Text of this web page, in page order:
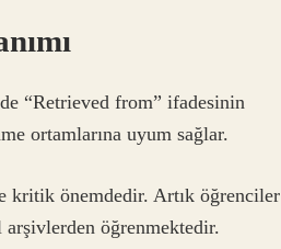
“Retrieved from” ifadesinin
ortamlarına uyum sağlar.
kritik önemdedir. Artık öğrenciler
öğrenmektedir.